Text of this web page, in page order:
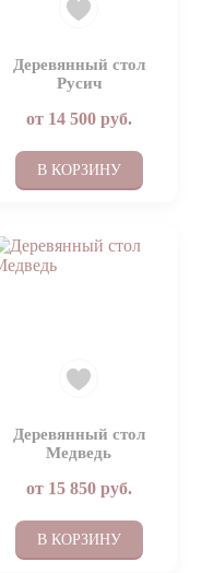
Деревянный стол
Русич
от 14 500руб.
В КОРЗИНУ
Деревянный стол
Медведь
от 15 850руб.
В КОРЗИНУ